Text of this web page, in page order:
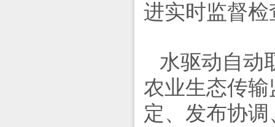
进实时监督
水驱动自动
农业生态传
定、发布协